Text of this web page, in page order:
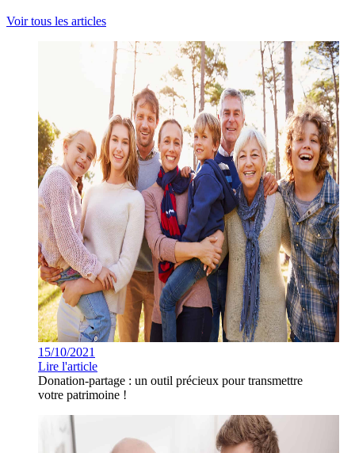
Voir tous les articles
15/10/2021
Lire l'article
Donation-partage : un outil précieux pour transmettre
votre patrimoine !